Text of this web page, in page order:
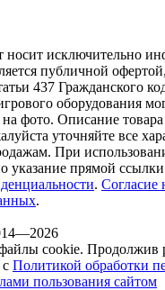
носит исключительно
публичной
437 Гражданского
оборудования
фото. Описание
уточняйте все
При
указание прямой
. Согласие
.
cookie. Продолжив
Политикой обработки
пользования сайтом